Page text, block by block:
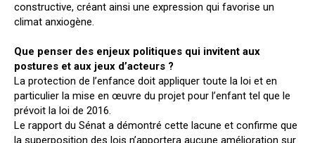
constructive, créant ainsi une expression qui favorise un
climat anxiogène.
Que penser des enjeux politiques qui invitent aux
postures et aux jeux d’acteurs ?
La protection de l’enfance doit appliquer toute la loi et en
particulier la mise en œuvre du projet pour l’enfant tel que le
prévoit la loi de 2016.
Le rapport du Sénat a démontré cette lacune et confirme que
la superposition des lois n’apportera aucune amélioration sur